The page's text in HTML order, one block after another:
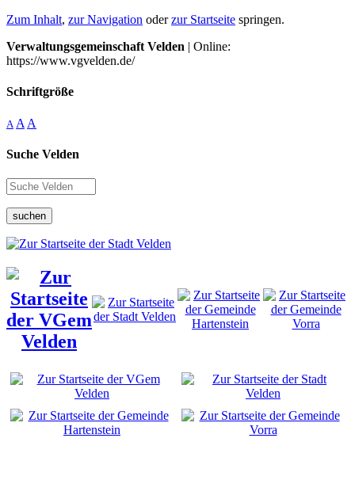
Zum Inhalt, zur Navigation oderzur Startseite springen.
Verwaltungsgemeinschaft Velden | Online:
https://www.vgvelden.de/
Schriftgröße
A A A
Suche Velden
suchen